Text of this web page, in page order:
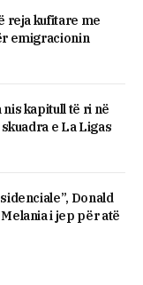
reja kufitare me
emigracionin
kapitull të ri në
e La Ligas
Donald
i jep për atë